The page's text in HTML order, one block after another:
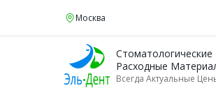
Москва
Стоматологические
Расходные
Всегда Актуальные